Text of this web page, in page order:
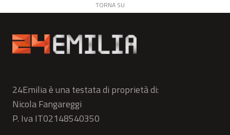
TORNA SU
24Emilia è una testata di proprietà di:
Nicola Fangareggi
P. Iva IT02148540350